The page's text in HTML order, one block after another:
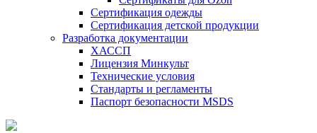
Сертификация одежды
Сертификация детской продукции
Разработка документации
ХАССП
Лицензия Минкульт
Технические условия
Стандарты и регламенты
Паспорт безопасности MSDS